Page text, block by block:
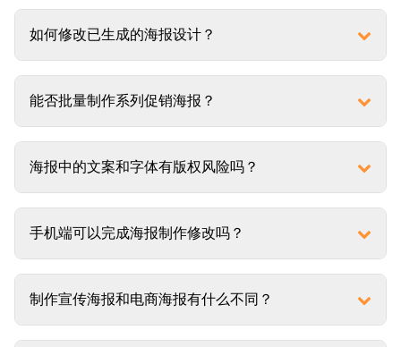
如何修改已生成的海报设计？
能否批量制作系列促销海报？
海报中的文案和字体有版权风险吗？
手机端可以完成海报制作修改吗？
制作宣传海报和电商海报有什么不同？